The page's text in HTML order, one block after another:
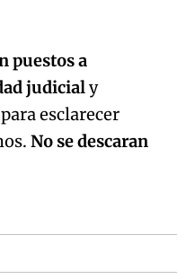
puestos a
judicialy
esclarecer
No se descaran